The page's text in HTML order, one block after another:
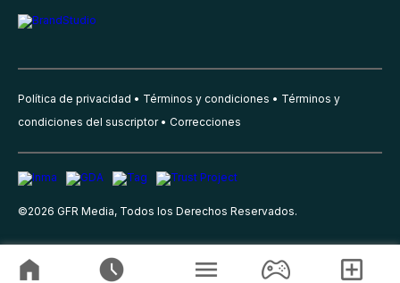
Política de privacidad Términos y condiciones
Términos y
condiciones del suscriptor
Correcciones
©2026 GFR Media, Todos los Derechos Reservados.